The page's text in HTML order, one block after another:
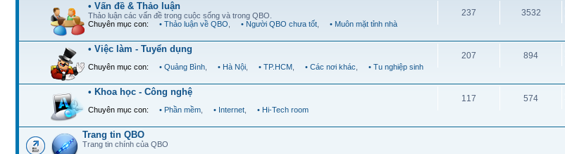
• Vấn đề & Thảo luận
Thảo luận các vấn đề trong cuộc sống và trong QBO.
Chuyên mục con:
• Thảo luận về QBO • Người QBO chưa tốt • Muôn mặt tỉnh nhà
237 3532
• Việc làm - Tuyển dụng
Chuyên mục con: • Quảng Bình • Hà Nội • TP.HCM • Các nơi khác • Tu nghiệp sinh
207 894
• Khoa học - Công nghệ
Chuyên mục con: • Phần mềm • Internet • Hi-Tech room
117 574
Trang tin QBO
Trang tin chính của QBO